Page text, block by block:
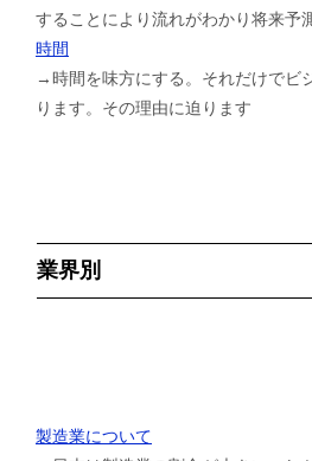
することにより流れがわかり将来予
時間
→時間を味方にする。それだけでビ
ります。その理由に迫ります
業界別
製造業について